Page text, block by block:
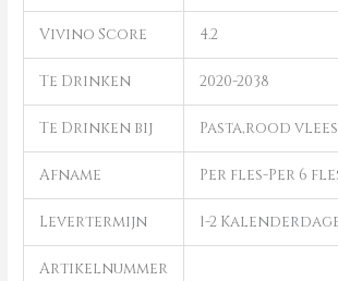
Vivino Score 4.2
Te Drinken 2020-2038
Te Drinken bij Pasta,rood vlees
Afname Per fles-Per 6
Levertermijn 1-2
Artikelnummer